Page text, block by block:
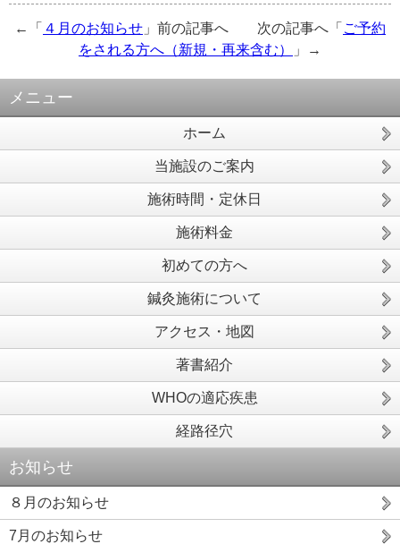
←「 ４月のお知らせ 」前の記事へ 次の記事へ「 ご予約
をされる方へ（新規・再来含む）
」→
メニュー
ホーム
当施設のご案内
施術時間・定休日
施術料金
初めての方へ
鍼灸施術について
アクセス・地図
著書紹介
WHOの適応疾患
経路径穴
お知らせ
８月のお知らせ
7月のお知らせ